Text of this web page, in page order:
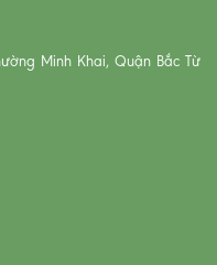
Minh Khai, Quận Bắc Từ